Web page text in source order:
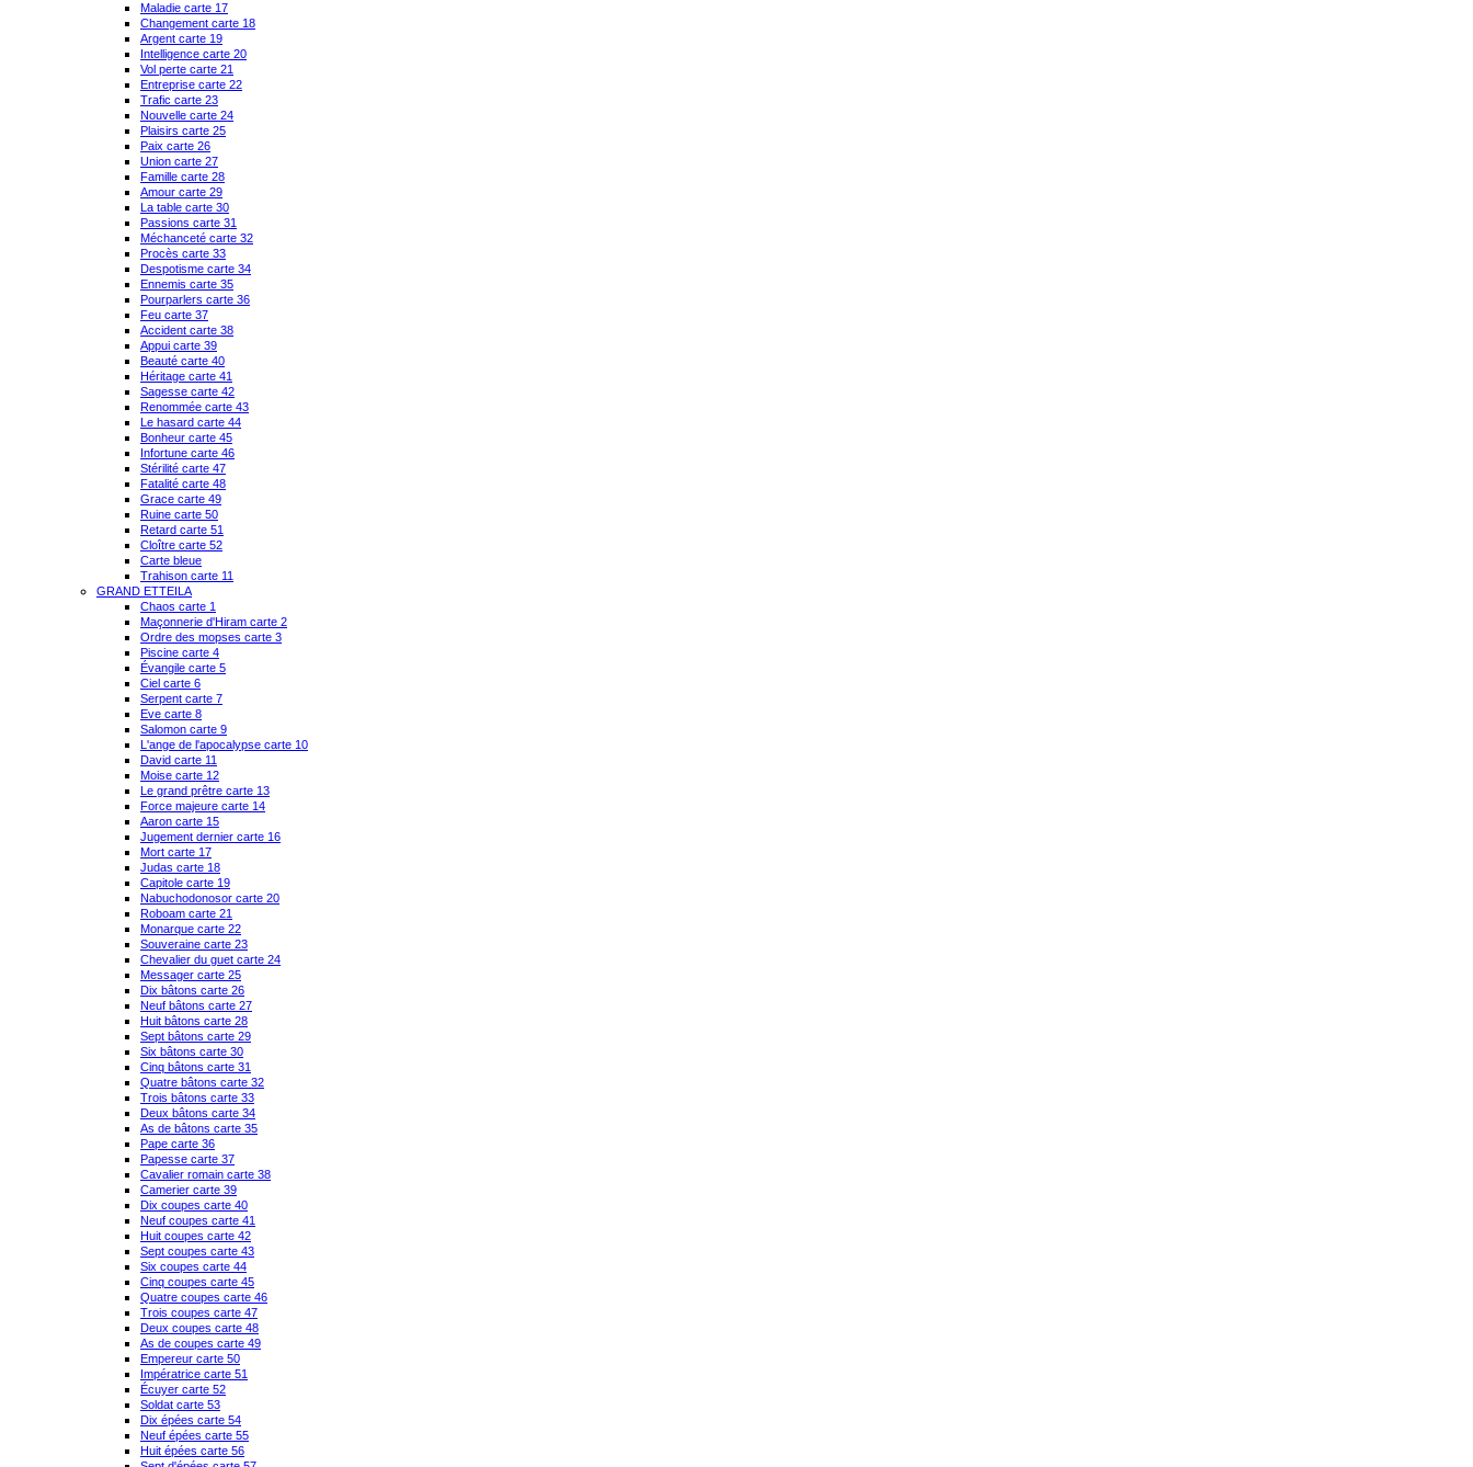
Maladie carte 17
Changement carte 18
Argent carte 19
Intelligence carte 20
Vol perte carte 21
Entreprise carte 22
Trafic carte 23
Nouvelle carte 24
Plaisirs carte 25
Paix carte 26
Union carte 27
Famille carte 28
Amour carte 29
La table carte 30
Passions carte 31
Méchanceté carte 32
Procès carte 33
Despotisme carte 34
Ennemis carte 35
Pourparlers carte 36
Feu carte 37
Accident carte 38
Appui carte 39
Beauté carte 40
Héritage carte 41
Sagesse carte 42
Renommée carte 43
Le hasard carte 44
Bonheur carte 45
Infortune carte 46
Stérilité carte 47
Fatalité carte 48
Grace carte 49
Ruine carte 50
Retard carte 51
Cloître carte 52
Carte bleue
Trahison carte 11
GRAND ETTEILA
Chaos carte 1
Maçonnerie d'Hiram carte 2
Ordre des mopses carte 3
Piscine carte 4
Évangile carte 5
Ciel carte 6
Serpent carte 7
Eve carte 8
Salomon carte 9
L'ange de l'apocalypse carte 10
David carte 11
Moise carte 12
Le grand prêtre carte 13
Force majeure carte 14
Aaron carte 15
Jugement dernier carte 16
Mort carte 17
Judas carte 18
Capitole carte 19
Nabuchodonosor carte 20
Roboam carte 21
Monarque carte 22
Souveraine carte 23
Chevalier du guet carte 24
Messager carte 25
Dix bâtons carte 26
Neuf bâtons carte 27
Huit bâtons carte 28
Sept bâtons carte 29
Six bâtons carte 30
Cinq bâtons carte 31
Quatre bâtons carte 32
Trois bâtons carte 33
Deux bâtons carte 34
As de bâtons carte 35
Pape carte 36
Papesse carte 37
Cavalier romain carte 38
Camerier carte 39
Dix coupes carte 40
Neuf coupes carte 41
Huit coupes carte 42
Sept coupes carte 43
Six coupes carte 44
Cinq coupes carte 45
Quatre coupes carte 46
Trois coupes carte 47
Deux coupes carte 48
As de coupes carte 49
Empereur carte 50
Impératrice carte 51
Écuyer carte 52
Soldat carte 53
Dix épées carte 54
Neuf épées carte 55
Huit épées carte 56